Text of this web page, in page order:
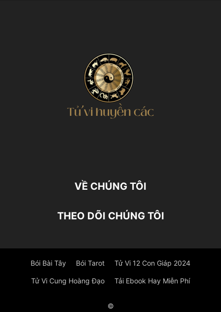
VỀ CHÚNG TÔI
THEO DÕI CHÚNG TÔI
Bói Bài Tây Bói Tarot Tử Vi 12 Con Giáp 2024
Tử Vi Cung Hoàng Đạo Tải Ebook Hay Miễn Phí
©